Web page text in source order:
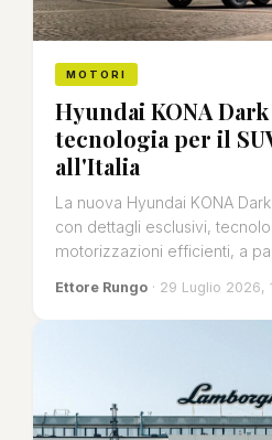
MOTORI
Hyundai KONA
tecnologia per il
all'Italia
La nuova Hyundai KONA
con dettagli esclusivi,
motorizzazioni efficienti, a
Ettore Rungo · 29 Luglio 2026,